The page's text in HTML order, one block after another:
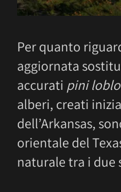
Per quanto
aggiornata
accurati pini
alberi, creati
dell’Arkansas,
orientale del
naturale tra i due